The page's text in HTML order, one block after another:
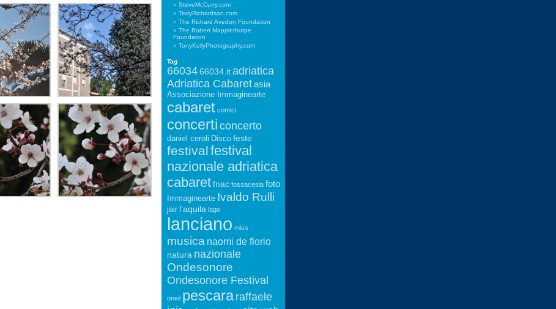
SteveMcCurry.com
TerryRichardson.com
The Richard Avedon Foundation
The Robert Mapplethorpe
Foundation
TonyKellyPhotography.com
Tag
66034 66034.it adriatica
Adriatica Cabaret asia
Associazione Immaginearte
cabaret comici
concerti concerto
daniel ceroli Disco feste
festivalfestival
nazionale adriatica
cabaret fnac fossacesia foto
Immaginearte Ivaldo Rulli
jair l'aquila lago
lanciano miss
musica naomi de florio
natura nazionale
Ondesonore
Ondesonore Festival
oneil pescara raffaele